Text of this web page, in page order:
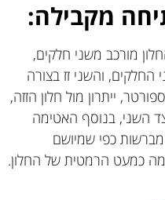
מקבילה:
מורכב משני חלקים,
והשני זז בצורה
ייתרון מול חלון הזזה,
השני, בנוסף האטימה
מברשות כפי שמיושם
כמעט הרמטית של החלון.